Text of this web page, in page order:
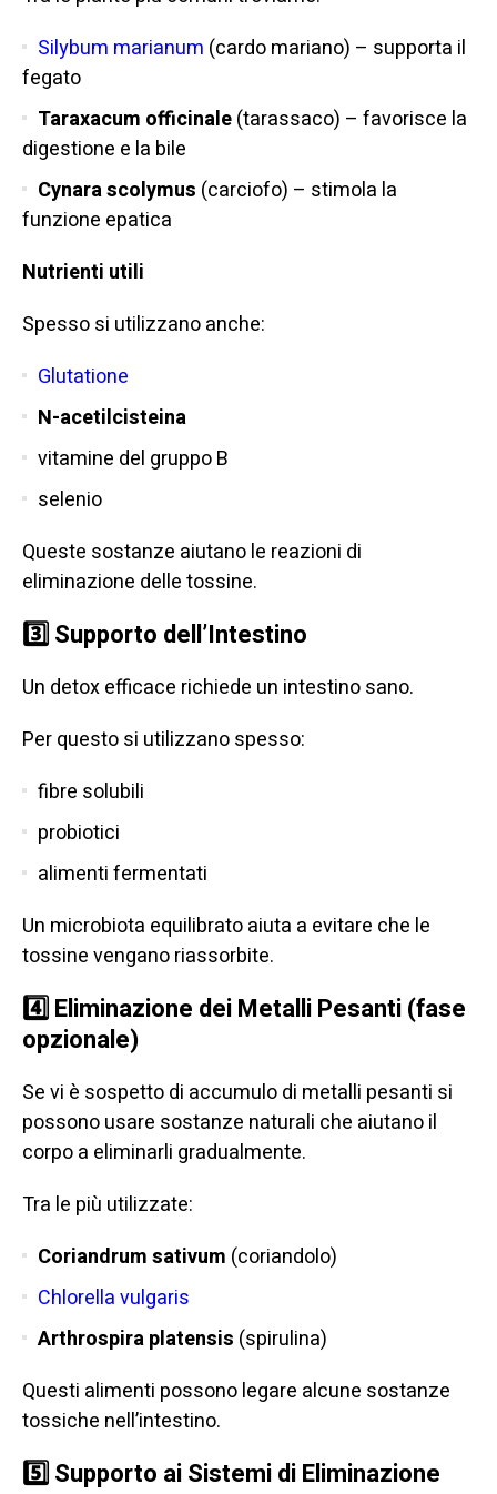
Silybum marianum (cardo mariano) – supporta il
fegato
Taraxacum officinale(tarassaco) – favorisce la
digestione e la bile
Cynara scolymus (carciofo) – stimola la
funzione epatica
Nutrienti utili
Spesso si utilizzano anche:
Glutatione
N-acetilcisteina
vitamine del gruppo B
selenio
Queste sostanze aiutano le reazioni di
eliminazione delle tossine.
3️⃣ Supporto dell’Intestino
Un detox efficace richiede un intestino sano.
Per questo si utilizzano spesso:
fibre solubili
probiotici
alimenti fermentati
Un microbiota equilibrato aiuta a evitare che le
tossine vengano riassorbite.
4️⃣ Eliminazione dei Metalli Pesanti (fase
opzionale)
Se vi è sospetto di accumulo di metalli pesanti si
possono usare sostanze naturali che aiutano il
corpo a eliminarli gradualmente.
Tra le più utilizzate:
Coriandrum sativum (coriandolo)
Chlorella vulgaris
Arthrospira platensis (spirulina)
Questi alimenti possono legare alcune sostanze
tossiche nell’intestino.
5️⃣Supporto ai Sistemi di Eliminazione